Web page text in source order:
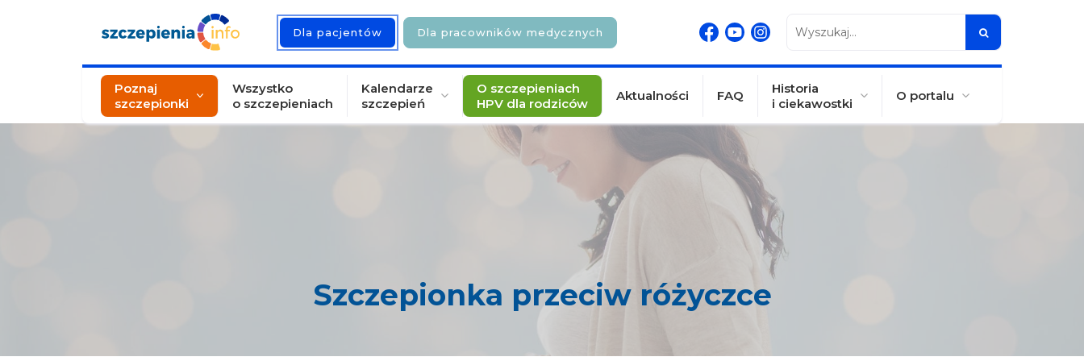
Dla pacjentów Dla pracowników medycznych
Poznaj
szczepionki
Wszystko
o szczepieniach
Kalendarze
szczepień
O szczepieniach
HPV dla rodziców
Aktualności FAQ
Historia
i ciekawostki
O portalu
Szczepionka przeciw różyczce